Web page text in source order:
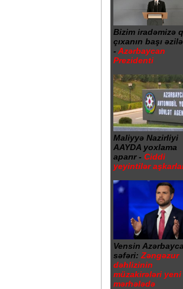
Bizim iradəmizə
çıxanın başı
- Azərbaycan
Prezidenti
Maliyyə Nazirliyi
AAYDA yoxlama
aparır - Ciddi
yeyintilər
Vensin
səfəri: Zəngəzur
dəhlizinin
müzakirələri yeni
mərhələdə